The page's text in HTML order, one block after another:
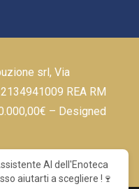
srl, Via
REA RM
– Designed
AI dell'Enoteca
aiutarti a scegliere !🍷